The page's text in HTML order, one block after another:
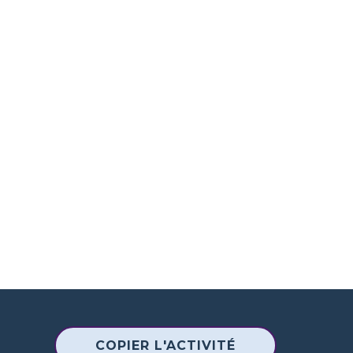
COPIER L'ACTIVITÉ